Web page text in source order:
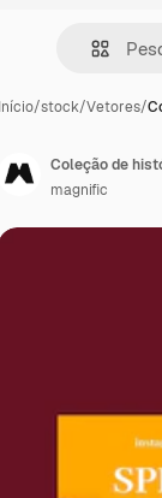
Início/stock/Vetores/
Coleção de
magnific